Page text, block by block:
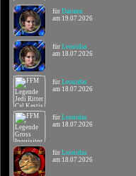
für Daimen
am 19.07.2026
für Leonidas
am 18.07.2026
für Leonidas
am 18.07.2026
für Leonidas
am 18.07.2026
für Leonidas
am 18.07.2026